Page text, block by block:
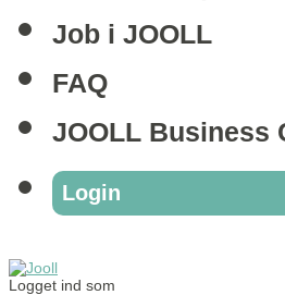
Job i JOOLL
FAQ
JOOLL Business
Login
Logget ind som